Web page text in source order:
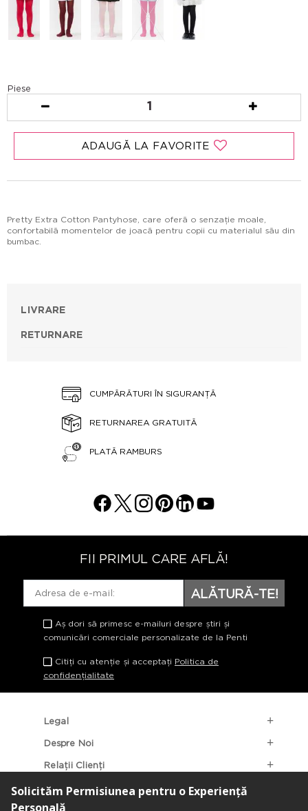
Piese
1
ADAUGĂ LA FAVORITE
Pretty Extra Cotton Pantyhose, care oferă o senzație moale,
confortabilă momentelor de joacă pentru copii cu materialul său din
bumbac.
LIVRARE
RETURNARE
CUMPĂRĂTURI ÎN SIGURANȚĂ
RETURNAREA GRATUITĂ
PLATĂ RAMBURS
FII PRIMUL CARE AFLĂ!
ALĂTURĂ-TE!
Aș dori să primesc e-mailuri despre știri și
comunicări comerciale personalizate de la Penti
Citiți cu atenție și acceptați Politica de
confidențialitate
Legal
Despre Noi
Relații Clienți
Categorii Populare